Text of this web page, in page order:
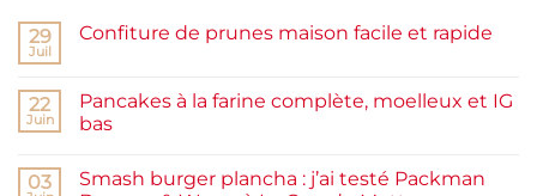
29
Juil
Confiture de prunes maison facile et rapide
Confiture
de
prunes
et
22
Juin
Pancakes à la farine complète, moelleux et IG
bas
sur
03
Smash burger plancha : j’ai testé Packman